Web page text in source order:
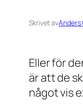
Skrivet avAnders
Eller för
är att de
något vis